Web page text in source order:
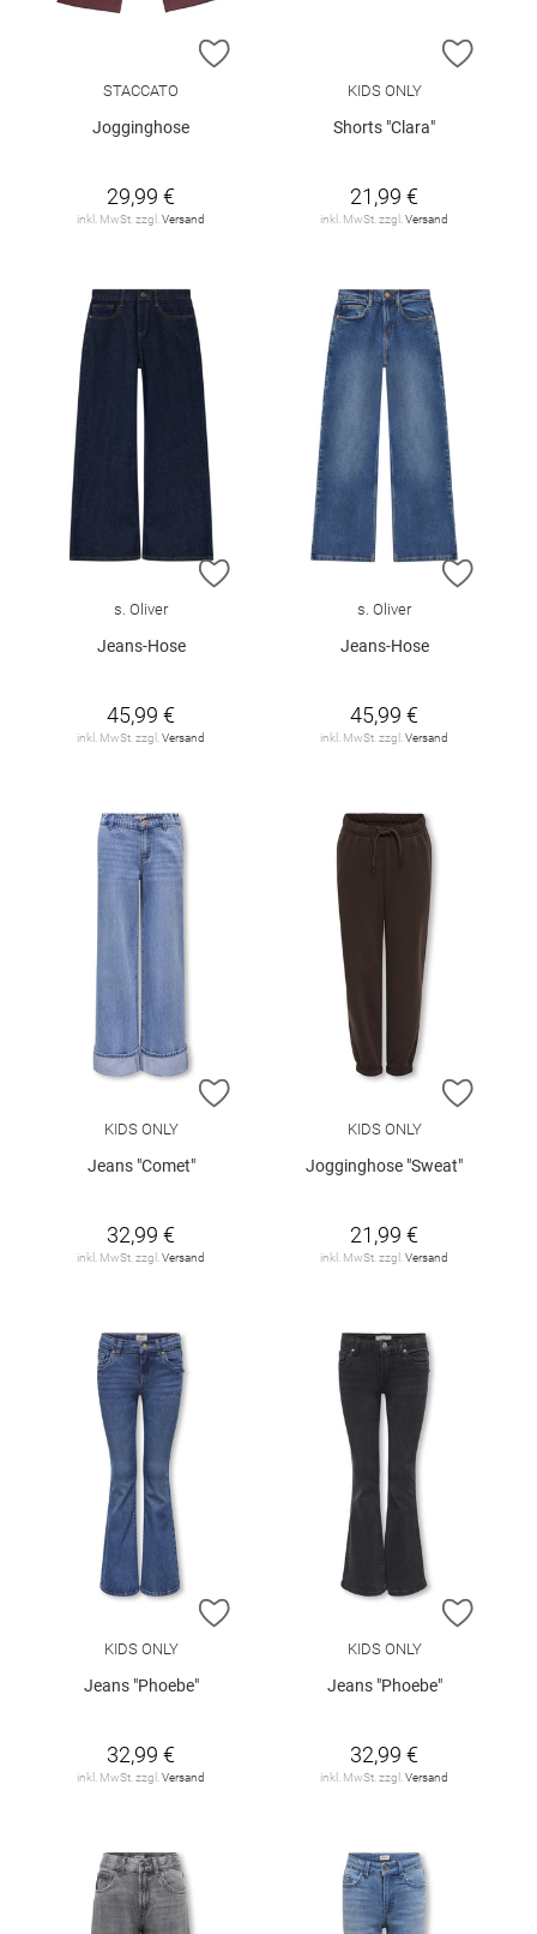
ZUR WUNSCHLISTE HINZUFÜGEN
STACCATO
Jogginghose
29,99 €
inkl. MwSt. zzgl. Versand
ZUR
KIDS ONLY
Shorts "Clara"
21,99 €
inkl. MwSt. zzgl. Versand
ZUR WUNSCHLISTE HINZUFÜGEN
s. Oliver
Jeans-Hose
45,99 €
inkl. MwSt. zzgl.Versand
ZUR
s. Oliver
Jeans-Hose
45,99 €
inkl. MwSt. zzgl.Versand
ZUR WUNSCHLISTE HINZUFÜGEN
KIDS ONLY
Jeans "Comet"
32,99 €
inkl. MwSt. zzgl.Versand
ZUR
KIDS ONLY
Jogginghose "Sweat"
21,99 €
inkl. MwSt. zzgl.Versand
ZUR WUNSCHLISTE HINZUFÜGEN
KIDS ONLY
Jeans "Phoebe"
32,99 €
inkl. MwSt. zzgl. Versand
ZUR
KIDS ONLY
Jeans "Phoebe"
32,99 €
inkl. MwSt. zzgl. Versand